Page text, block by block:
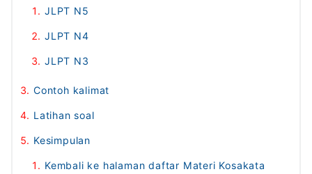
JLPT N5
JLPT N4
JLPT N3
Contoh kalimat
Latihan soal
Kesimpulan
Kembali ke halaman daftar Materi Kosakata